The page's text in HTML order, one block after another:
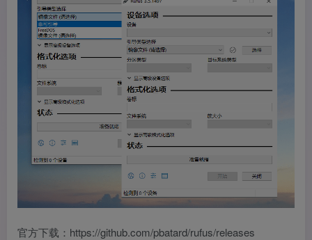
官方下载：https://github.com/pbatard/rufus/releases